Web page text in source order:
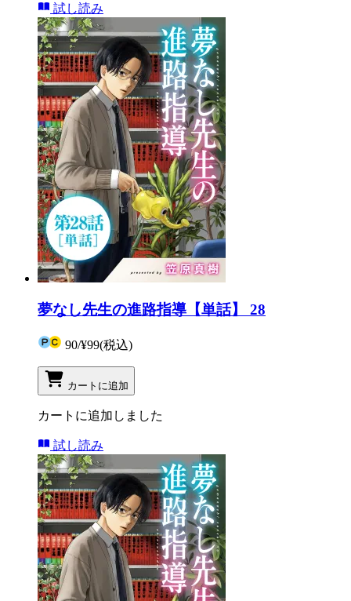
試し読み
夢なし先生の進路指導【単話】 28
90/¥99(税込)
カートに追加
カートに追加しました
試し読み